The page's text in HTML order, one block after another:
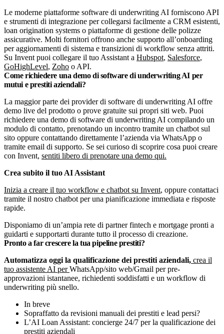
Le moderne piattaforme software di underwriting AI forniscono API
e strumenti di integrazione per collegarsi facilmente a CRM esistenti,
loan origination systems o piattaforme di gestione delle polizze
assicurative. Molti fornitori offrono anche supporto all’onboarding
per aggiornamenti di sistema e transizioni di workflow senza attriti.
Su Invent puoi collegare il tuo Assistant a Hubspot, Salesforce,
GoHighLevel, Zoho o API.
Come richiedere una demo di software di underwriting AI per
mutui e prestiti aziendali?
La maggior parte dei provider di software di underwriting AI offre
demo live del prodotto o prove gratuite sui propri siti web. Puoi
richiedere una demo di software di underwriting AI compilando un
modulo di contatto, prenotando un incontro tramite un chatbot sul
sito oppure contattando direttamente l’azienda via WhatsApp o
tramite email di supporto. Se sei curioso di scoprire cosa puoi creare
con Invent, sentiti libero di prenotare una demo qui.
Crea subito il tuo AI Assistant
Inizia a creare il tuo workflow e chatbot su Invent, oppure contattaci
tramite il nostro chatbot per una pianificazione immediata e risposte
rapide.
Disponiamo di un’ampia rete di partner fintech e mortgage pronti a
guidarti e supportarti durante tutto il processo di creazione.
Pronto a far crescere la tua pipeline prestiti?
Automatizza oggi la qualificazione dei prestiti aziendali, crea il
tuo assistente AI perWhatsApp/sito web/Gmail per pre-
approvazioni istantanee, richiedenti soddisfatti e un workflow di
underwriting più snello.
In breve
Sopraffatto da revisioni manuali dei prestiti e lead persi?
L’AI Loan Assistant: concierge 24/7 per la qualificazione dei
prestiti aziendali